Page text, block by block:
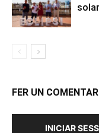
solar
FER UN
INICIAR